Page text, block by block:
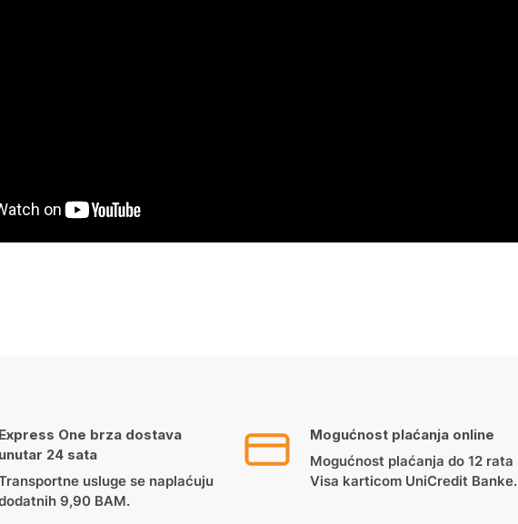
Express One brza dostava
unutar 24 sata
usluge se naplaćuju
9,90 BAM.
Mogućnost plaćanja online
Mogućnost plaćanja do 12 rata
Visa karticom UniCredit Banke.